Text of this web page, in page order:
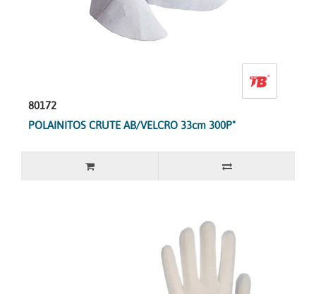
80172
POLAINITOS CRUTE AB/VELCRO 33cm 300P"